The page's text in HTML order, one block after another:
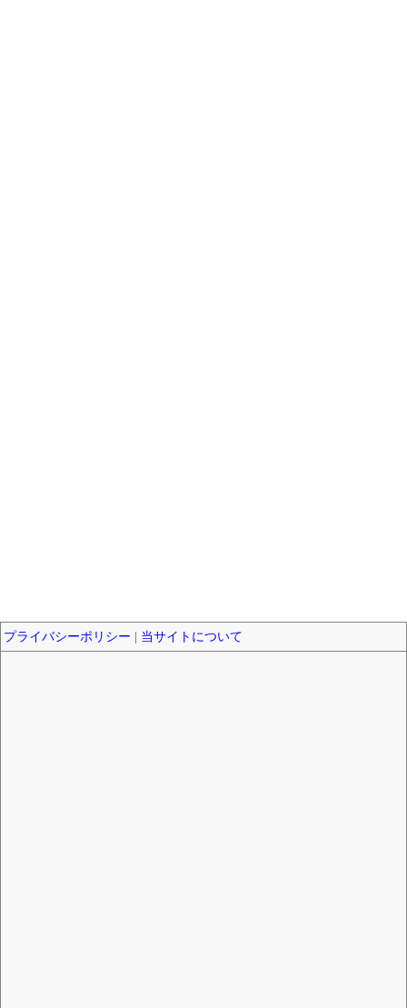
プライバシーポリシー 当サイトについて